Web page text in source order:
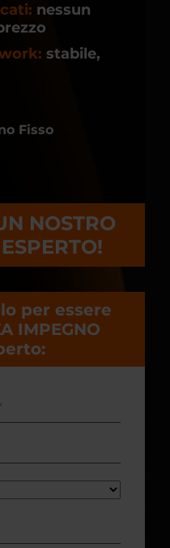
nessun
stabile,
Fisso
NOSTRO
per essere
IMPEGNO